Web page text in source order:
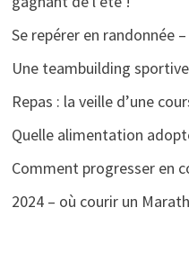
Se repérer en randonnée
Une teambuilding
Repas : la veille d’une
Quelle alimentation
Comment progresser en
2024 – où courir un